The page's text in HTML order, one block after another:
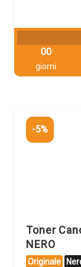
00
giorni
-5%
Toner
NERO
Originale